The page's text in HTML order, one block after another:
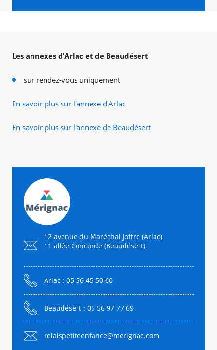
Les annexes d’Arlac et de Beaudésert
sur rendez-vous uniquement
En savoir plus sur l'annexe d'Arlac
En savoir plus sur l'annexe de Beaudésert
12 avenue du Maréchal Joffre (Arlac)
11 allée Concorde (Beaudésert)
Arlac : 05 56 45 50 60
Beaudésert : 05 56 97 77 69
relaispetiteenfance@merignac.com